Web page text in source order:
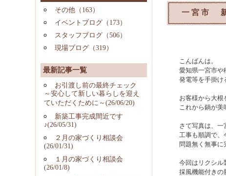
一宮市
こんばんは。
愛知県一宮市や
発電等を手掛け
お客様から大根
これから鍋が
さて写真は、一
工事も順調で、
問題無く無事に
今回はリクシル
採風機能付きの
その他（163）
イベントブログ（173）
スタッフブログ（506）
現場ブログ（319）
最新記事一覧
お引渡し前の最終チェック
～安心して新しい暮らしを迎え
ていただくために～(26/06/20)
新築工事完成間近です
♪(26/05/31)
２月の家づくり相談会
(26/01/31)
１月の家づくり相談会
(26/01/8)